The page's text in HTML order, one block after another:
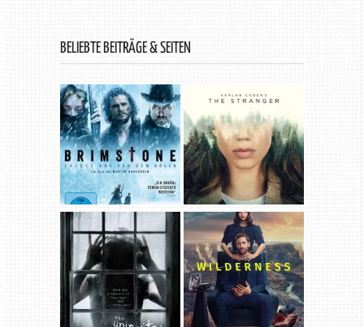
BELIEBTE BEITRÄGE & SEITEN